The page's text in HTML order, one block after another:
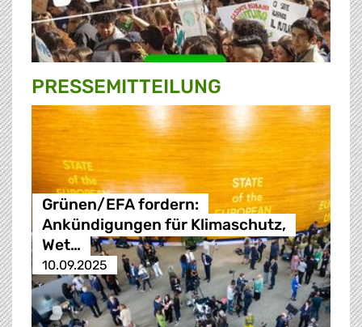
PRESSE­MITTEILUNG
Grünen/EFA fordern:
Ankündigungen für Klimaschutz,
Wet…
10.09.2025